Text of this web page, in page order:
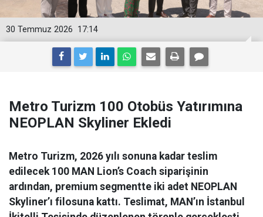
17:14
30 Temmuz 2026
Metro Turizm 100 Otobüs Yatırımına
NEOPLAN Skyliner Ekledi
Metro Turizm, 2026 yılı sonuna kadar teslim
edilecek 100 MAN Lion’s Coach siparişinin
ardından, premium segmentte iki adet NEOPLAN
Skyliner’ı filosuna kattı. Teslimat, MAN’ın İstanbul